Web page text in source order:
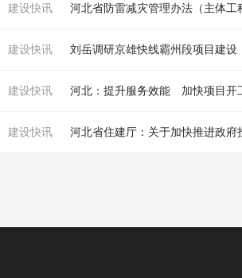
建设快讯 河北省防雷减灾管理办法（主体工
建设快讯 刘岳调研京雄快线霸州段项目建设
建设快讯 河北：提升服务效能 加快项目开
建设快讯 河北省住建厅：关于加快推进政